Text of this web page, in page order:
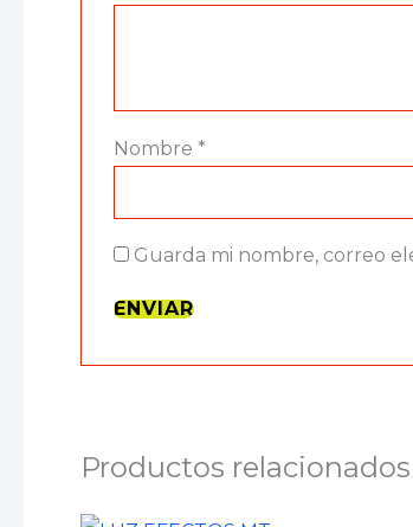
Nombre *
Guarda mi nombre, correo
Productos relacionados